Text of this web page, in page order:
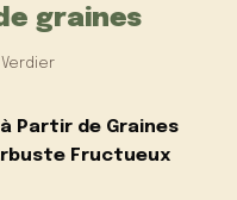
graines
Partir de Graines
Fructueux